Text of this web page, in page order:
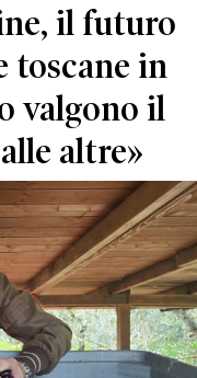
il futuro
toscane in
valgono il
altre»